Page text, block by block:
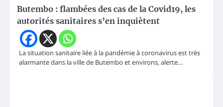
Butembo : flambées des cas de la Covid19, les
autorités sanitaires s’en inquiètent
La situation sanitaire liée à la pandémie à coronavirus est très
alarmante dans la ville de Butembo et environs, alerte…